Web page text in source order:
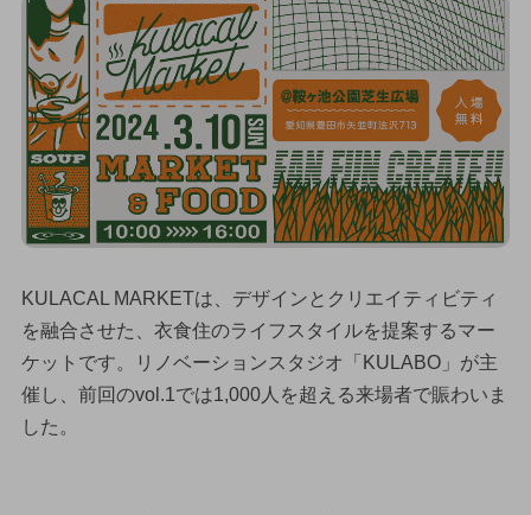
KULACAL MARKETは、デザインとクリエイティビティ
を融合させた、衣食住のライフスタイルを提案するマー
ケットです。リノベーションスタジオ「KULABO」が主
催し、前回のvol.1では1,000人を超える来場者で賑わいま
した。